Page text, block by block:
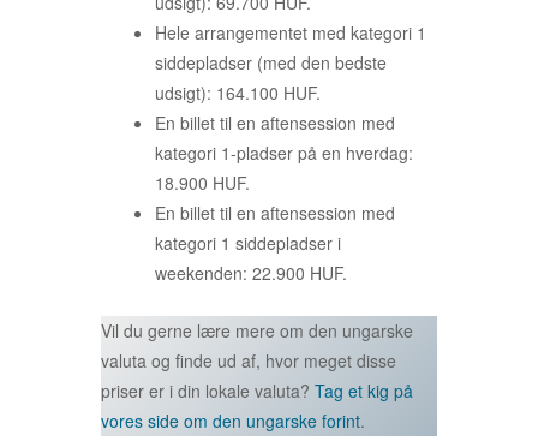
Hele arrangementet med kategori 1
siddepladser (med den bedste
udsigt): 164.100 HUF.
En billet til en aftensession med
kategori 1-pladser på en hverdag:
18.900 HUF.
En billet til en aftensession med
kategori 1 siddepladser i
weekenden: 22.900 HUF.
Vil du gerne lære mere om den ungarske
valuta og finde ud af, hvor meget disse
priser er i din lokale valuta? Tag et kig på
vores side om den ungarske forint.